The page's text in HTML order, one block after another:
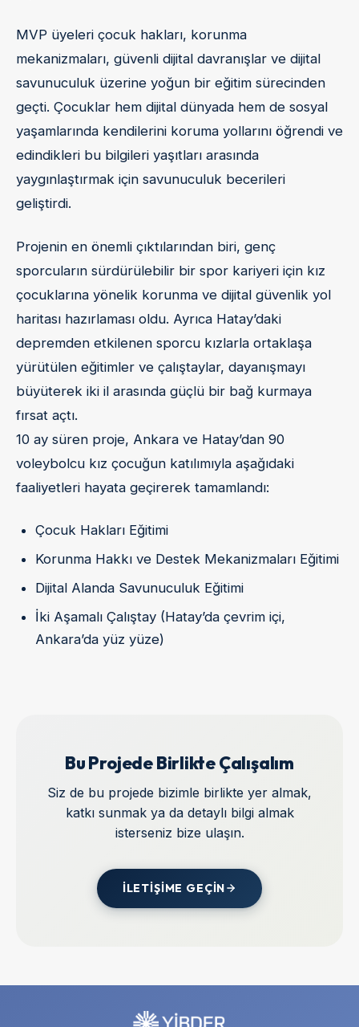
MVP üyeleri çocuk hakları, korunma
mekanizmaları, güvenli dijital davranışlar ve dijital
savunuculuk üzerine yoğun bir eğitim sürecinden
geçti. Çocuklar hem dijital dünyada hem de sosyal
yaşamlarında kendilerini koruma yollarını öğrendi ve
edindikleri bu bilgileri yaşıtları arasında
yaygınlaştırmak için savunuculuk becerileri
geliştirdi.
Projenin en önemli çıktılarından biri, genç
sporcuların sürdürülebilir bir spor kariyeri için kız
çocuklarına yönelik korunma ve dijital güvenlik yol
haritası hazırlaması oldu. Ayrıca Hatay’daki
depremden etkilenen sporcu kızlarla ortaklaşa
yürütülen eğitimler ve çalıştaylar, dayanışmayı
büyüterek iki il arasında güçlü bir bağ kurmaya
fırsat açtı.
10 ay süren proje, Ankara ve Hatay’dan 90
voleybolcu kız çocuğun katılımıyla aşağıdaki
faaliyetleri hayata geçirerek tamamlandı:
Çocuk Hakları Eğitimi
Korunma Hakkı ve Destek Mekanizmaları Eğitimi
Dijital Alanda Savunuculuk Eğitimi
İki Aşamalı Çalıştay (Hatay’da çevrim içi,
Ankara’da yüz yüze)
Bu Projede Birlikte Çalışalım
Siz de bu projede bizimle birlikte yer almak,
katkı sunmak ya da detaylı bilgi almak
isterseniz bize ulaşın.
İLETIŞIME GEÇIN